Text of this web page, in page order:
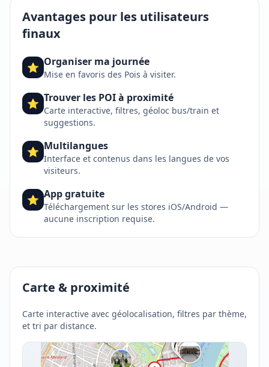
Avantages pour les utilisateurs
finaux
⭐ Organiser ma journée
Mise en favoris des Pois à visiter.
⭐ Trouver les POI à proximité
Carte interactive, filtres, géoloc bus/train et
suggestions.
⭐ Multilangues
Interface et contenus dans les langues de vos
visiteurs.
⭐ App gratuite
Téléchargement sur les stores iOS/Android —
aucune inscription requise.
Carte & proximité
Carte interactive avec géolocalisation, filtres par thème,
et tri par distance.